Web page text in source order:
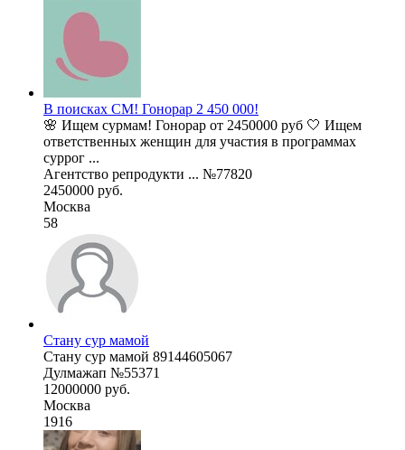
В поисках СМ! Гонорар 2 450 000!
🌸 Ищем сурмам! Гонорар от 2450000 руб 🤍 Ищем
ответственных женщин для участия в программах
суррог ...
Агентство репродукти ... №77820
2450000 руб.
Москва
58
Стану сур мамой
Стану сур мамой 89144605067
Дулмажап №55371
12000000 руб.
Москва
1916